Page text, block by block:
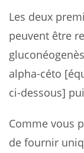
Les deux
peuvent être
alpha-céto
ci-dessous]
Comme vous
de fournir